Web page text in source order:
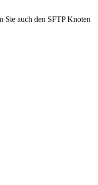
Sie auch den SFTP Knoten